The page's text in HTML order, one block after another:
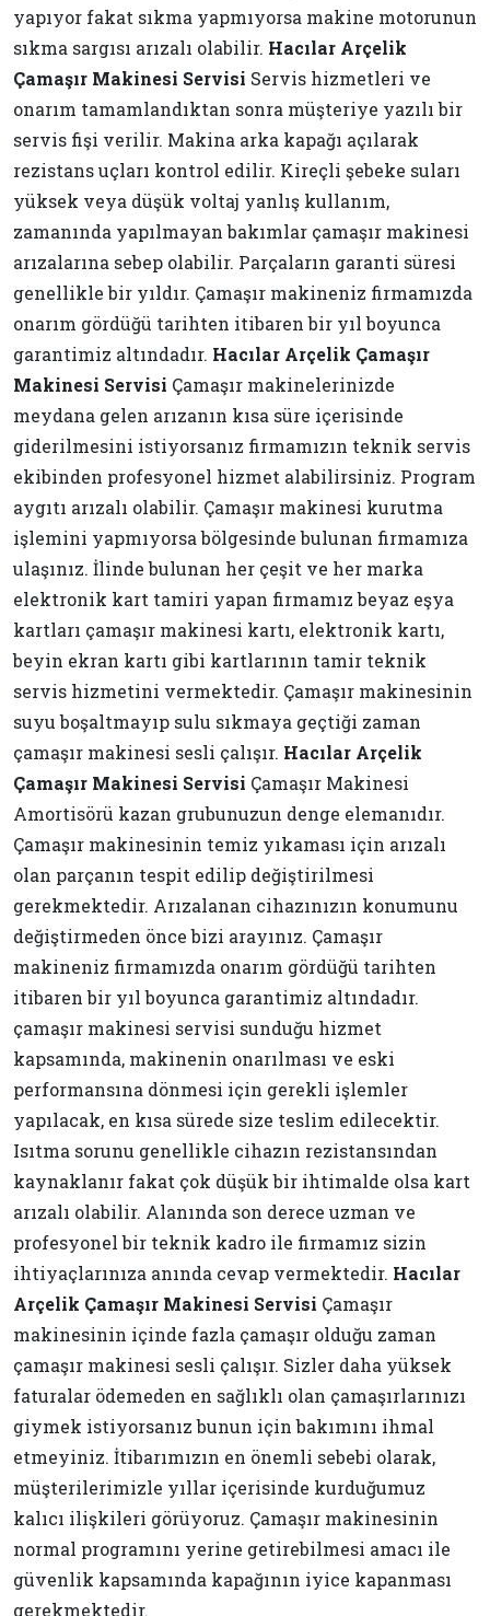
yapıyor fakat sıkma yapmıyorsa makine motorunun
sıkma sargısı arızalı olabilir. Hacılar Arçelik
Çamaşır Makinesi Servisi Servis hizmetleri ve
onarım tamamlandıktan sonra müşteriye yazılı bir
servis fişi verilir. Makina arka kapağı açılarak
rezistans uçları kontrol edilir. Kireçli şebeke suları
yüksek veya düşük voltaj yanlış kullanım,
zamanında yapılmayan bakımlar çamaşır makinesi
arızalarına sebep olabilir. Parçaların garanti süresi
genellikle bir yıldır. Çamaşır makineniz firmamızda
onarım gördüğü tarihten itibaren bir yıl boyunca
garantimiz altındadır. Hacılar Arçelik Çamaşır
Makinesi Servisi Çamaşır makinelerinizde
meydana gelen arızanın kısa süre içerisinde
giderilmesini istiyorsanız firmamızın teknik servis
ekibinden profesyonel hizmet alabilirsiniz. Program
aygıtı arızalı olabilir. Çamaşır makinesi kurutma
işlemini yapmıyorsa bölgesinde bulunan firmamıza
ulaşınız. İlinde bulunan her çeşit ve her marka
elektronik kart tamiri yapan firmamız beyaz eşya
kartları çamaşır makinesi kartı, elektronik kartı,
beyin ekran kartı gibi kartlarının tamir teknik
servis hizmetini vermektedir. Çamaşır makinesinin
suyu boşaltmayıp sulu sıkmaya geçtiği zaman
çamaşır makinesi sesli çalışır. Hacılar Arçelik
Çamaşır Makinesi Servisi Çamaşır Makinesi
Amortisörü kazan grubunuzun denge elemanıdır.
Çamaşır makinesinin temiz yıkaması için arızalı
olan parçanın tespit edilip değiştirilmesi
gerekmektedir. Arızalanan cihazınızın konumunu
değiştirmeden önce bizi arayınız. Çamaşır
makineniz firmamızda onarım gördüğü tarihten
itibaren bir yıl boyunca garantimiz altındadır.
çamaşır makinesi servisi sunduğu hizmet
kapsamında, makinenin onarılması ve eski
performansına dönmesi için gerekli işlemler
yapılacak, en kısa sürede size teslim edilecektir.
Isıtma sorunu genellikle cihazın rezistansından
kaynaklanır fakat çok düşük bir ihtimalde olsa kart
arızalı olabilir. Alanında son derece uzman ve
profesyonel bir teknik kadro ile firmamız sizin
ihtiyaçlarınıza anında cevap vermektedir. Hacılar
Arçelik Çamaşır Makinesi Servisi Çamaşır
makinesinin içinde fazla çamaşır olduğu zaman
çamaşır makinesi sesli çalışır. Sizler daha yüksek
faturalar ödemeden en sağlıklı olan çamaşırlarınızı
giymek istiyorsanız bunun için bakımını ihmal
etmeyiniz. İtibarımızın en önemli sebebi olarak,
müşterilerimizle yıllar içerisinde kurduğumuz
kalıcı ilişkileri görüyoruz. Çamaşır makinesinin
normal programını yerine getirebilmesi amacı ile
güvenlik kapsamında kapağının iyice kapanması
gerekmektedir.